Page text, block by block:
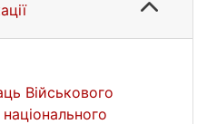
Військового